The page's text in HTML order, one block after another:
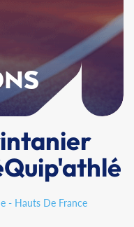
- Hauts De France